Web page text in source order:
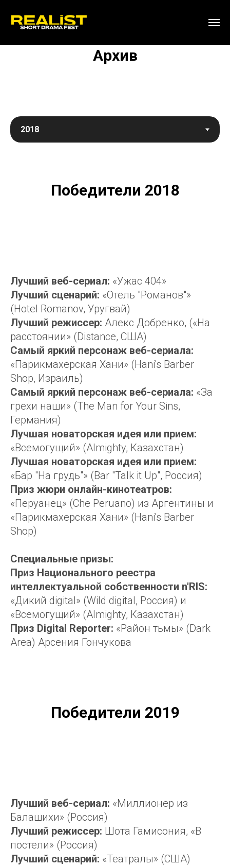
Архив
Победители 2018
Лучший веб-сериал: «Ужас 404»
Лучший сценарий: «Отель "Романов"»
(Hotel Romanov, Уругвай)
Лучший режиссер: Алекс Добренко, («На
расстоянии» (Distance, США)
Самый яркий персонаж веб-сериала:
«Парикмахерская Хани» (Hani's Barber
Shop, Израиль)
Самый яркий персонаж веб-сериала: «За
грехи наши» (The Man for Your Sins,
Германия)
Лучшая новаторская идея или прием:
«Всемогущий» (Almighty, Казахстан)
Лучшая новаторская идея или прием:
«Бар "На грудь"» (Bar "Talk it Up", Россия)
Приз жюри онлайн-кинотеатров:
«Перуанец» (Che Peruano) из Аргентины и
«Парикмахерская Хани» (Hani's Barber
Shop)
Специальные призы:
Приз Национального реестра
интеллектуальной собственности n'RIS:
«Дикий digital» (Wild digital, Россия) и
«Всемогущий» (Almighty, Казахстан)
Приз Digital Reporter: «Район тьмы» (Dark
Area) Арсения Гончукова
Победители 2019
Лучший веб-сериал: «Миллионер из
Балашихи» (Россия)
Лучший режиссер: Шота Гамисония, «В
постели» (Россия)
Лучший сценарий: «Театралы» (США)